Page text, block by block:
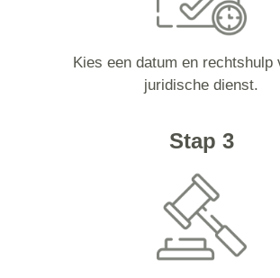
Kies een datum en rechtshulp
juridische dienst.
Stap 3